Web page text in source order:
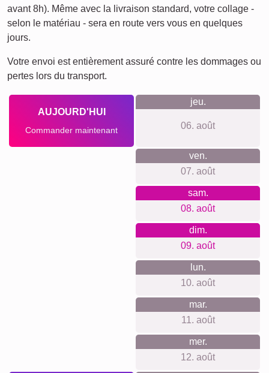
avant 8h). Même avec la livraison standard, votre collage -
selon le matériau - sera en route vers vous en quelques
jours.
Votre envoi est entièrement assuré contre les dommages ou
pertes lors du transport.
AUJOURD'HUI
Commander maintenant
jeu.
06. août
ven.
07. août
sam.
08. août
dim.
09. août
lun.
10. août
mar.
11. août
mer.
12. août